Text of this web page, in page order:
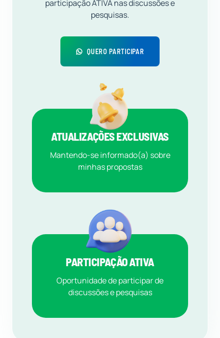
participação ATIVA nas discussões e
pesquisas.
QUERO PARTICIPAR
ATUALIZAÇÕES EXCLUSIVAS
Mantendo-se informado(a) sobre
minhas propostas
PARTICIPAÇÃO ATIVA
Oportunidade de participar de
discussões e pesquisas